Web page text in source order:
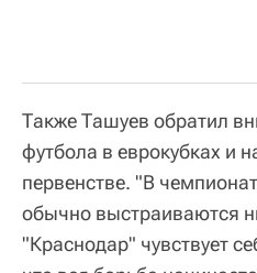
Также Ташуев обратил
футбола в еврокубках и
первенстве. "В
обычно выстраиваются
"Краснодар" чувствует